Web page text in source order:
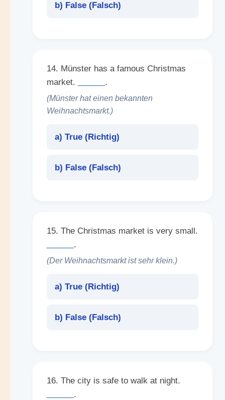
b) False (Falsch)
14. Münster has a famous Christmas
market.
.
(Münster hat einen bekannten
Weihnachtsmarkt.)
a) True (Richtig)
b) False (Falsch)
15. The Christmas market is very small.
.
(Der Weihnachtsmarkt ist sehr klein.)
a) True (Richtig)
b) False (Falsch)
16. The city is safe to walk at night.
.